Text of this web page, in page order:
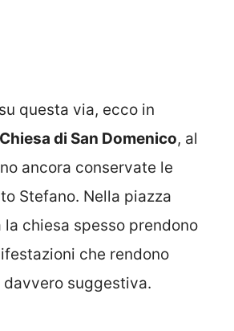
questa via, ecco in
Chiesa di San Domenico, al
ancora conservate le
Stefano. Nella piazza
chiesa spesso prendono
che rendono
suggestiva.